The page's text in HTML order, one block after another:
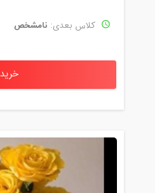
کلاس بعدی: نامشخص